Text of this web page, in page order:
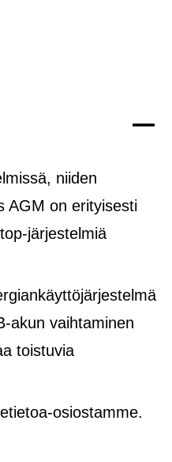
niiden
AGM on erityisesti
järjestelmiä
akun vaihtaminen
toistuvia
osiostamme.